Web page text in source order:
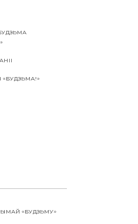
«БУДЗЬМА!»
«БУДЗЬМУ»